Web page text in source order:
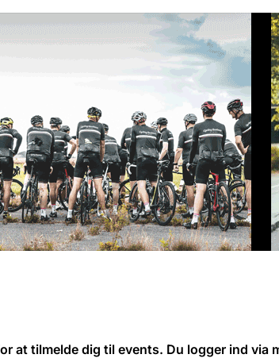
at tilmelde dig til events. Du logger ind via